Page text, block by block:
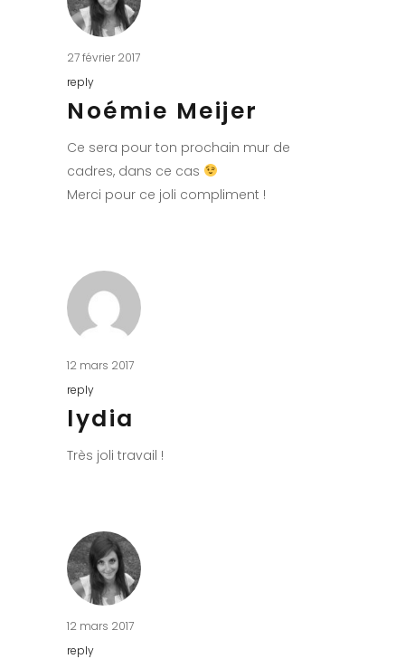
27 février 2017
reply
Noémie Meijer
Ce sera pour ton prochain mur de
cadres, dans ce cas
Merci pour ce joli compliment !
12 mars 2017
reply
lydia
Très joli travail !
12 mars 2017
reply